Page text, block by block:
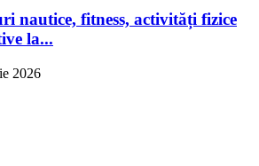
nautice, fitness, activități fizice
la...
2026